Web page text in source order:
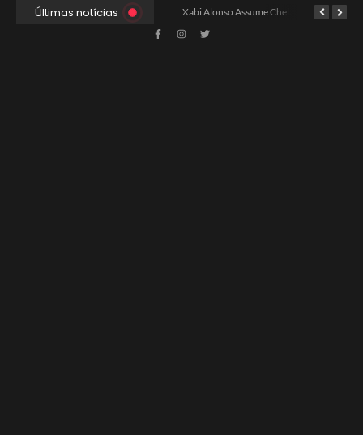
Últimas notícias Xabi Alonso Assume Chelsea: Nova Estratégia Gerencial e Contrato Até 2030